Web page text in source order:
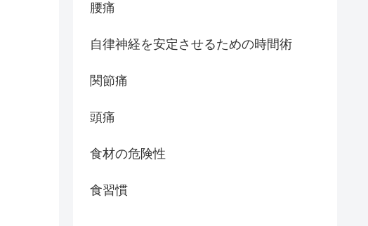
腰痛
自律神経を安定させるための時間術
関節痛
頭痛
食材の危険性
食習慣